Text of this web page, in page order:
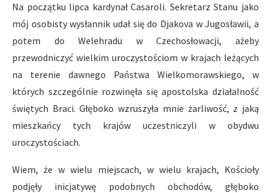
Na początku lipca kardynał Casaroli. Sekretarz Stanu jako
mój osobisty wysłannik udał się do Djakova w Jugosławii, a
potem do Welehradu w Czechosłowacji, ażeby
przewodniczyć wielkim uroczystościom w krajach leżących
na terenie dawnego Państwa Wielkomorawskiego, w
których szczególnie rozwinęła się apostolska działalność
świętych Braci. Głęboko wzruszyła mnie żarliwość, z jaką
mieszkańcy tych krajów uczestniczyli w obydwu
uroczystościach.
Wiem, że w wielu miejscach, w wielu krajach, Kościoły
podjęły inicjatywę podobnych obchodów, głęboko